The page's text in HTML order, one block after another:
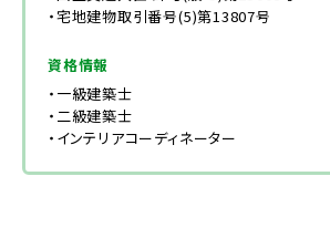
・宅地建物取引番号(5)第13807号
資格情報
・一級建築士
・二級建築士
・インテリアコーディネーター